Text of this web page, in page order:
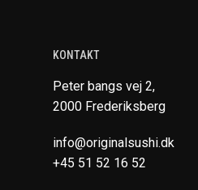
KONTAKT
Peter bangs vej 2,
2000 Frederiksberg
info@originalsushi.dk
+45 51 52 16 52